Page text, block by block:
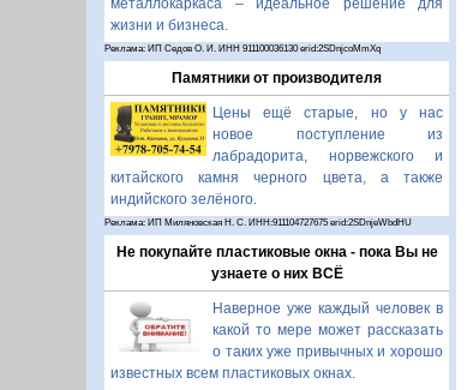
металлокаркаса – идеальное решение для
жизни и бизнеса.
Реклама: ИП Седов О. И. ИНН 911100036130 erid:2SDnjcoMmXq
Памятники от производителя
Цены ещё старые, но у нас
новое поступление из
лабрадорита, норвежского и
китайского камня черного цвета, а также
индийского зелёного.
Реклама: ИП Миляновская Н. С. ИНН:911104727675 erid:2SDnjeWbdHU
Не покупайте пластиковые окна - пока Вы не
узнаете о них ВСЁ
Наверное уже каждый человек в
какой то мере может рассказать
о таких уже привычных и хорошо
известных всем пластиковых окнах.